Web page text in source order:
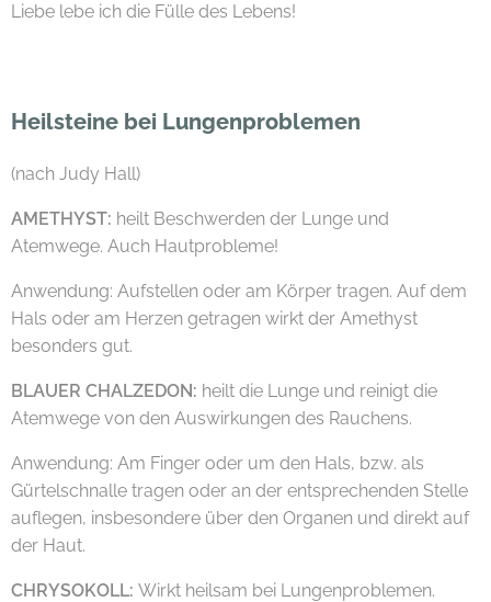
Liebe lebe ich die Fülle des Lebens!
Heilsteine bei Lungenproblemen
(nach Judy Hall)
AMETHYST: heilt Beschwerden der Lunge und
Atemwege. Auch Hautprobleme!
Anwendung: Aufstellen oder am Körper tragen. Auf dem
Hals oder am Herzen getragen wirkt der Amethyst
besonders gut.
BLAUER CHALZEDON: heilt die Lunge und reinigt die
Atemwege von den Auswirkungen des Rauchens.
Anwendung: Am Finger oder um den Hals, bzw. als
Gürtelschnalle tragen oder an der entsprechenden Stelle
auflegen, insbesondere über den Organen und direkt auf
der Haut.
CHRYSOKOLL: Wirkt heilsam bei Lungenproblemen.